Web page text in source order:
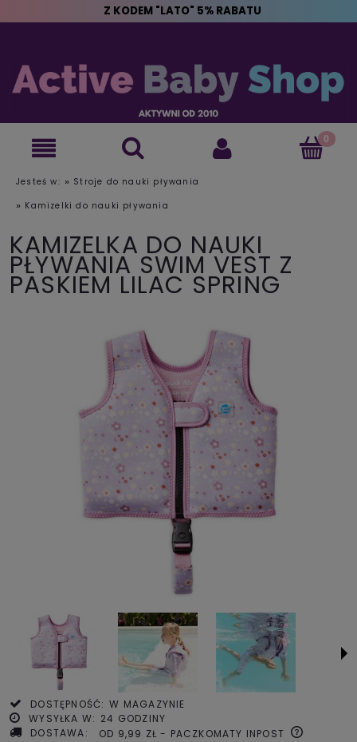
Z KODEM "LATO" 5% RABATU
Jesteś w: » Stroje do nauki pływania
» Kamizelki do nauki pływania
KAMIZELKA DO NAUKI
PŁYWANIA SWIM VEST Z
PASKIEM LILAC SPRING
DOSTĘPNOŚĆ: W MAGAZYNIE
WYSYŁKA W: 24 GODZINY
DOSTAWA:
OD 9,99 ZŁ - PACZKOMATY INPOST